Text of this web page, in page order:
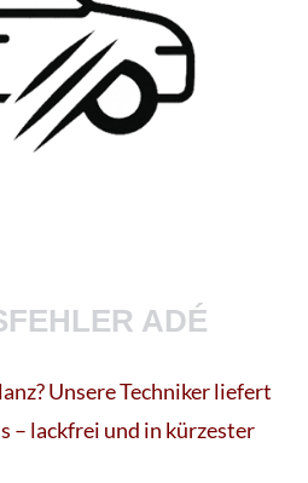
ADÉ
Unsere Techniker liefert
– lackfrei und in kürzester